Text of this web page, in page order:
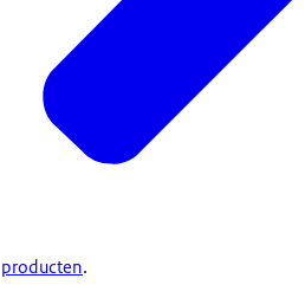
producten.